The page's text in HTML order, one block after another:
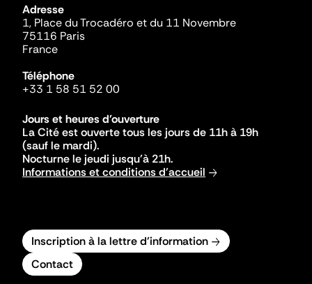
Adresse
1, Place du Trocadéro et du 11 Novembre
75116 Paris
France
Téléphone
+33 1 58 51 52 00
Jours et heures d'ouverture
La Cité est ouverte tous les jours de 11h à 19h
(sauf le mardi).
Nocturne le jeudi jusqu'à 21h.
Informations et conditions d'accueil
Inscription à la lettre d'information
Contact